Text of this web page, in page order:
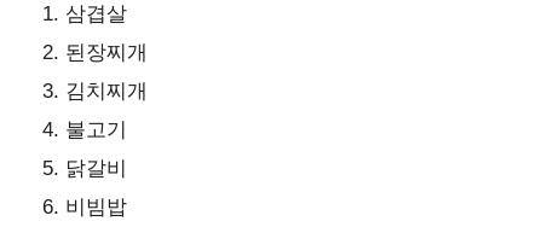
삼겹살
된장찌개
김치찌개
불고기
닭갈비
비빔밥